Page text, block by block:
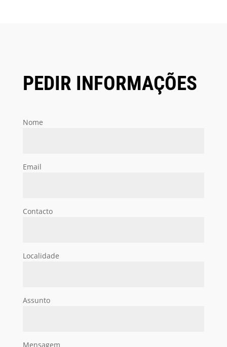
PEDIR INFORMAÇÕES
Nome
Email
Contacto
Localidade
Assunto
Mensagem